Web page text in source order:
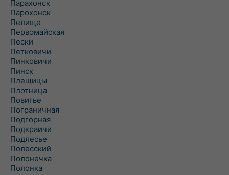
Парахонск
Парохонск
Пелище
Первомайская
Пески
Петковичи
Пинковичи
Пинск
Плещицы
Плотница
Повитье
Пограничная
Подгорная
Подкраичи
Подлесье
Полесский
Полонечка
Полонка